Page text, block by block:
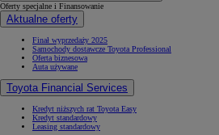
Oferty specjalne i Finansowanie
Aktualne oferty
Finał wyprzedaży 2025
Samochody dostawcze Toyota Professional
Oferta biznesowa
Auta używane
Toyota Financial Services
Kredyt niższych rat Toyota Easy
Kredyt standardowy
Leasing standardowy